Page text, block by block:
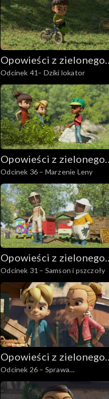
Opowieści z zielonego
lasu
Odcinek 41– Dziki lokator
Opowieści z zielonego
lasu
Odcinek 36 – Marzenie Leny
Opowieści z zielonego
lasu
Odcinek 31 – Samson i pszczoły
Opowieści z zielonego
lasu
Odcinek 26 – Sprawa
tajemniczego listu